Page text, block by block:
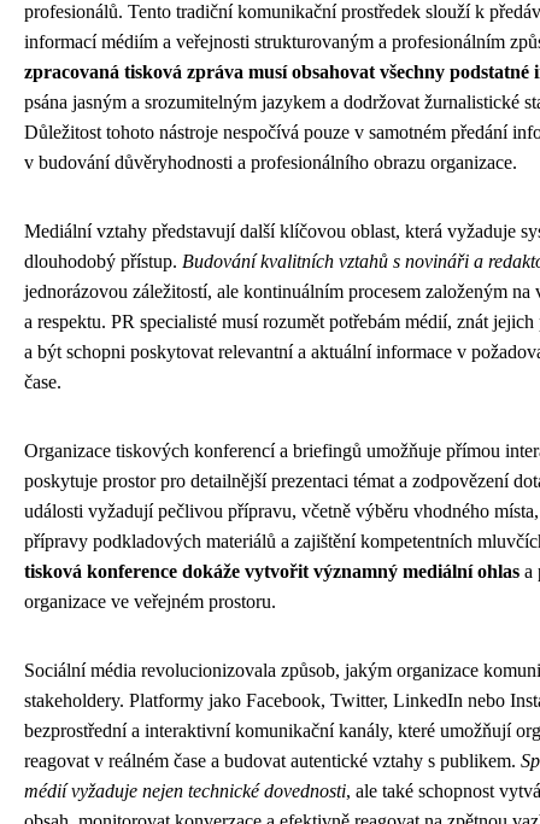
profesionálů. Tento tradiční komunikační prostředek slouží k
informací médiím a veřejnosti strukturovaným a profesionálním
zpracovaná tisková zpráva musí obsahovat všechny podstatné
psána jasným a srozumitelným jazykem a dodržovat žurnalistické
Důležitost tohoto nástroje nespočívá pouze v samotném předání
v budování důvěryhodnosti a profesionálního obrazu organizace.
Mediální vztahy představují další klíčovou oblast, která vyžaduje
dlouhodobý přístup. Budování kvalitních vztahů s novináři a
jednorázovou záležitostí, ale kontinuálním procesem založeným na
a respektu. PR specialisté musí rozumět potřebám médií, znát
a být schopni poskytovat relevantní a aktuální informace v
čase.
Organizace tiskových konferencí a briefingů umožňuje přímou
poskytuje prostor pro detailnější prezentaci témat a zodpovězení
události vyžadují pečlivou přípravu, včetně výběru vhodného
přípravy podkladových materiálů a zajištění kompetentních
tisková konference dokáže vytvořit významný mediální ohlas a
organizace ve veřejném prostoru.
Sociální média revolucionizovala způsob, jakým organizace
stakeholdery. Platformy jako Facebook, Twitter, LinkedIn nebo
bezprostřední a interaktivní komunikační kanály, které umožňují
reagovat v reálném čase a budovat autentické vztahy s publikem.
médií vyžaduje nejen technické dovednosti, ale také schopnost